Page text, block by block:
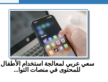
سعي عربي لمعالجة استخدام الأطفال
للمحتوى في منصات التوا...